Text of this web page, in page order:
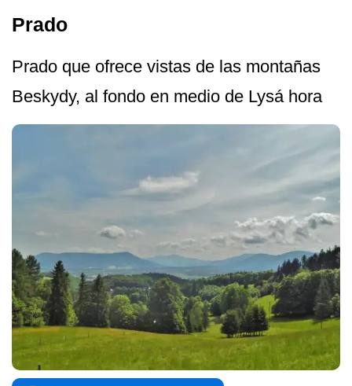
Prado
Prado que ofrece vistas de las montañas
Beskydy, al fondo en medio de Lysá hora